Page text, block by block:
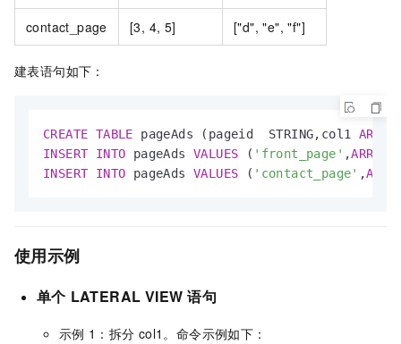
contact_page [3, 4, 5] ["d", "e", "f"]
建表语句如下：
CREATE TABLE pageAds (pageid  STRING,col1 ARRAY
INSERT INTO pageAds VALUES ( 'front_page' ,ARRAY
INSERT INTO pageAds VALUES ( 'contact_page' ,
使用示例
单个 LATERAL VIEW 语句
示例 1：拆分 col1。命令示例如下：